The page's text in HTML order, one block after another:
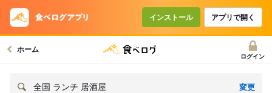
インストール アプリで開く
ホーム
ログイン
全国 ランチ 居酒屋 変更